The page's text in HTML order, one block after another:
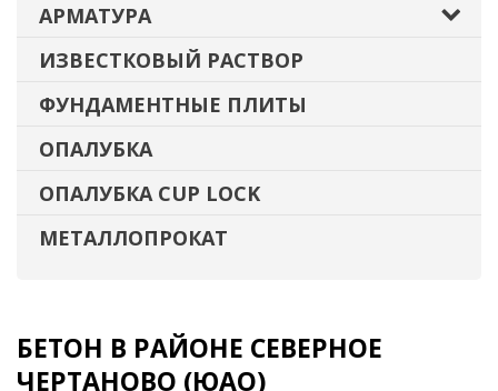
АРМАТУРА
ИЗВЕСТКОВЫЙ РАСТВОР
ФУНДАМЕНТНЫЕ ПЛИТЫ
ОПАЛУБКА
ОПАЛУБКА CUP LOCK
МЕТАЛЛОПРОКАТ
БЕТОН В РАЙОНЕ СЕВЕРНОЕ
ЧЕРТАНОВО (ЮАО)